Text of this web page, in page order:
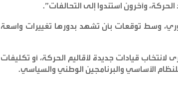
وآخرون استندوا إلى التحالفات”.
وسط توقعات بأن تشهد بدورها تغييرات واسعة
قيادات جديدة لأقاليم الحركة، أو تكليفات
الأساسي والبرنامجين الوطني والسياسي.